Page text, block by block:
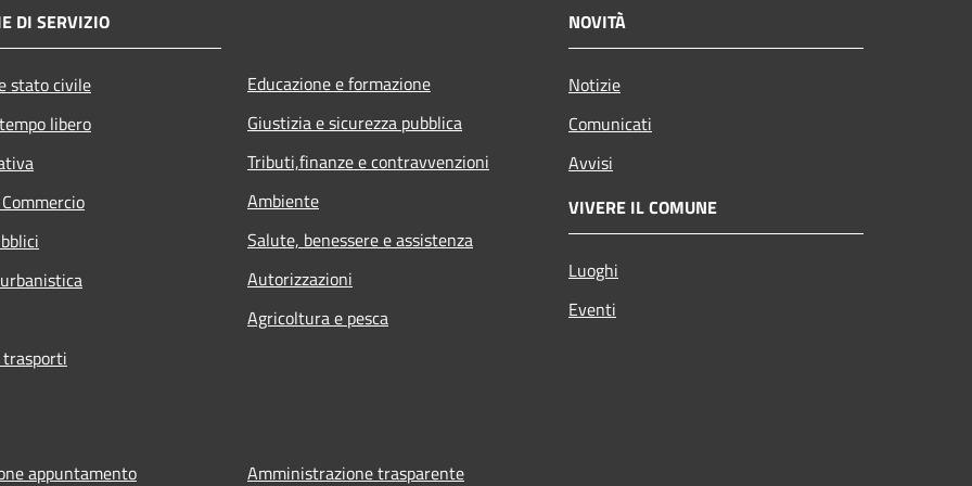
DI SERVIZIO
stato civile
libero
Educazione e formazione
Giustizia e sicurezza pubblica
Tributi,finanze e contravvenzioni
Ambiente
Salute, benessere e assistenza
Autorizzazioni
Agricoltura e pesca
NOVITÀ
Notizie
Comunicati
Avvisi
VIVERE IL COMUNE
Luoghi
Eventi
appuntamento Amministrazione trasparente